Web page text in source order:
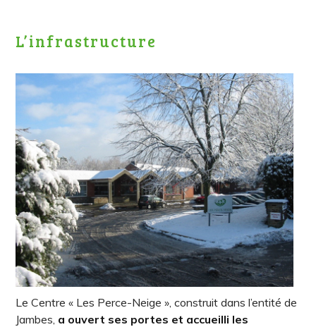
L’infrastructure
Le Centre « Les Perce-Neige », construit dans l’entité de
Jambes, a ouvert ses portes et accueilli les